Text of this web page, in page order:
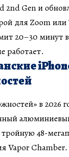
2nd Gen и
для Zoom или
20–30 минут
работает.
в 2026
48-
Vapor